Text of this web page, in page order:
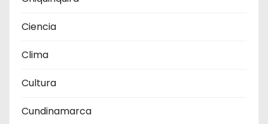
Ciencia
Clima
Cultura
Cundinamarca